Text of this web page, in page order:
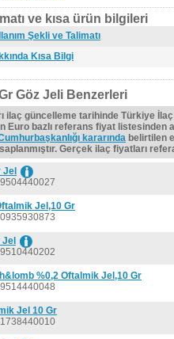
ve kısa ürün bilgileri
Şekli ve Talimatı
Kısa Bilgi
Göz Jeli Benzerleri
ilaç güncelleme tarihinde Türkiye
Euro bazlı referans fiyat listesinden
kararında belirtilen
Gerçek ilaç fiyatları
Jel,10 Gr
%0,2 Oftalmik Jel,10 Gr
Jel 10 Gr